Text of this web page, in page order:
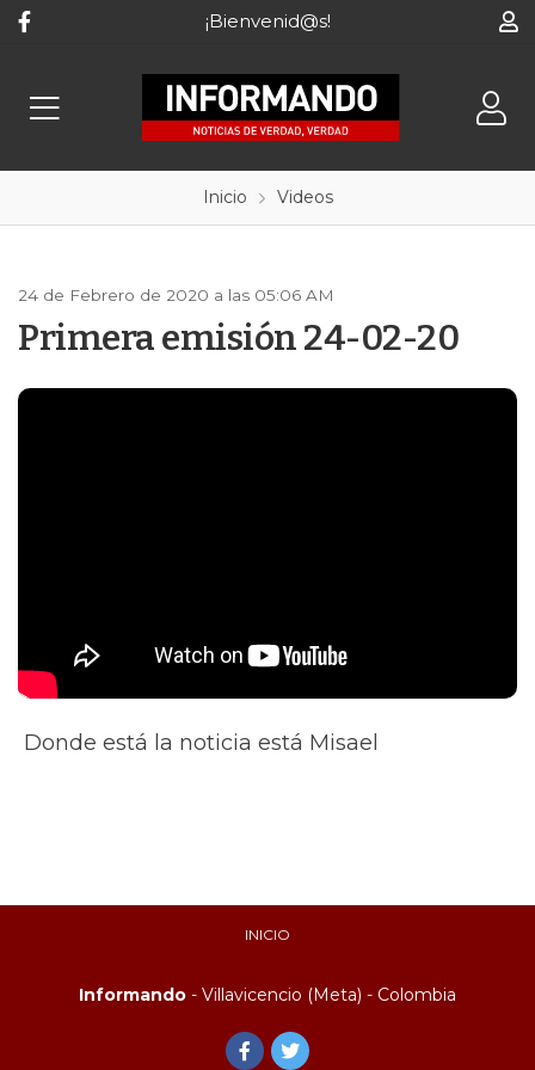
¡Bienvenid@s!
Inicio Videos
24 de Febrero de 2020 a las 05:06 AM
Primera emisión 24-02-20
Donde está la noticia está Misael
INICIO
Informando - Villavicencio (Meta) - Colombia